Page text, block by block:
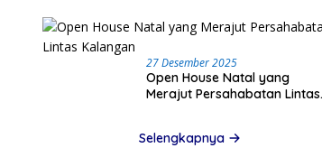
27 Desember 2025
Open House Natal yang
Merajut Persahabatan Lintas
Selengkapnya